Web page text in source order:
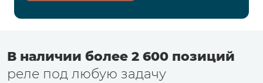
В наличии более 2 600 позиций
реле под любую задачу